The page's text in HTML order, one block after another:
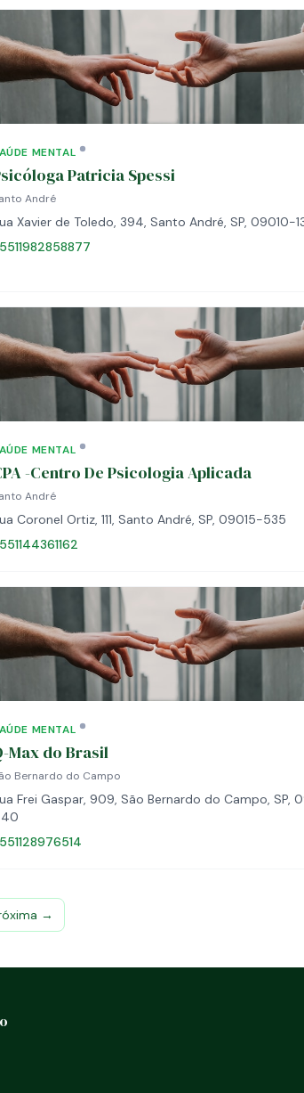
MENTAL
Patricia Spessi
André
Xavier de Toledo, 394, Santo André, SP, 09010-
MENTAL
-Centro De Psicologia Aplicada
André
Coronel Ortiz, 111, Santo André, SP, 09015-535
MENTAL
Max do Brasil
Bernardo do Campo
Frei Gaspar, 909, São Bernardo do Campo, SP,
→